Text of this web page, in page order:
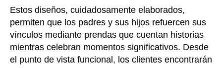
Estos diseños, cuidadosamente elaborados,
permiten que los padres y sus hijos refuercen sus
vínculos mediante prendas que cuentan historias
mientras celebran momentos significativos. Desde
el punto de vista funcional, los clientes encontrarán